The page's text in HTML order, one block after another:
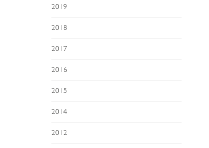
2019
2018
2017
2016
2015
2014
2012